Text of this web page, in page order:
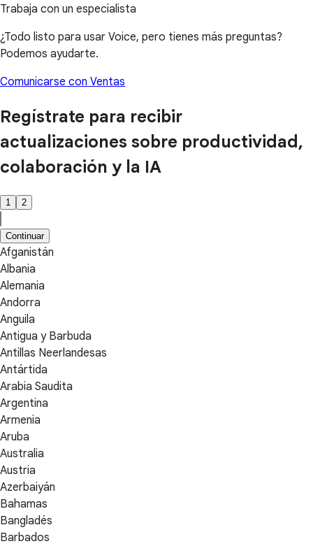
Trabaja con un especialista
¿Todo listo para usar Voice, pero tienes más preguntas?
Podemos ayudarte.
Comunicarse con Ventas
Regístrate para recibir
actualizaciones sobre productividad,
colaboración y la IA
1 2
Continuar
Afganistán
Albania
Alemania
Andorra
Anguila
Antigua y Barbuda
Antillas Neerlandesas
Antártida
Arabia Saudita
Argentina
Armenia
Aruba
Australia
Austria
Azerbaiyán
Bahamas
Bangladés
Barbados